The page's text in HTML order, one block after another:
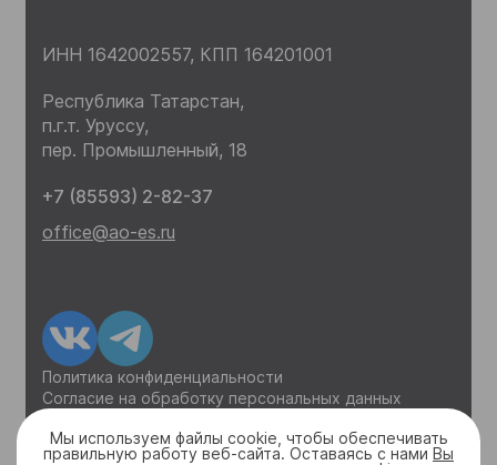
ИНН 1642002557, КПП 164201001
Республика Татарстан,
п.г.т. Уруссу,
пер. Промышленный, 18
+7 (85593) 2-82-37
office@ao-es.ru
Политика конфиденциальности
Согласие на обработку персональных данных
Мы используем файлы cookie, чтобы обеспечивать
правильную работу веб-сайта. Оставаясь с нами Вы